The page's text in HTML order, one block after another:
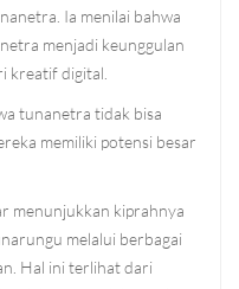
Ia menilai bahwa
menjadi keunggulan
kreatif digital.
tunanetra tidak bisa
memiliki potensi besar
menunjukkan kiprahnya
melalui berbagai
Hal ini terlihat dari